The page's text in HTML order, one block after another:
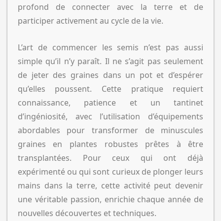
profond de connecter avec la terre et de
participer activement au cycle de la vie.
L’art de commencer les semis n’est pas aussi
simple qu’il n’y paraît. Il ne s’agit pas seulement
de jeter des graines dans un pot et d’espérer
qu’elles poussent. Cette pratique requiert
connaissance, patience et un tantinet
d’ingéniosité, avec l’utilisation d’équipements
abordables pour transformer de minuscules
graines en plantes robustes prêtes à être
transplantées. Pour ceux qui ont déjà
expérimenté ou qui sont curieux de plonger leurs
mains dans la terre, cette activité peut devenir
une véritable passion, enrichie chaque année de
nouvelles découvertes et techniques.